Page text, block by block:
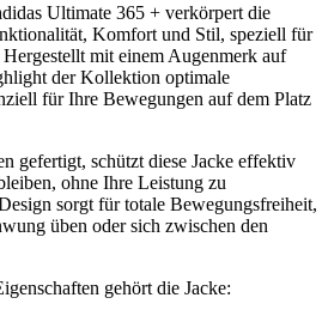
Ultimate 365 + verkörpert die
Komfort und Stil, speziell für
mit einem Augenmerk auf
der Kollektion optimale
für Ihre Bewegungen auf dem Platz
gefertigt, schützt diese Jacke effektiv
ohne Ihre Leistung zu
sorgt für totale Bewegungsfreiheit,
üben oder sich zwischen den
gehört die Jacke: